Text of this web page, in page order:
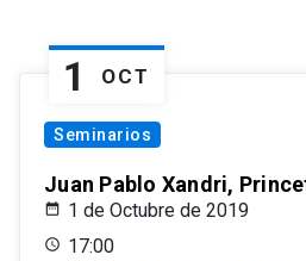
1 OCT
Seminarios
Juan Pablo Xandri,
1 de Octubre de 2019
17:00